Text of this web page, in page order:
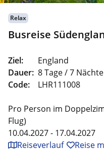
Relax
Busreise
Ziel:
England
Dauer: 8 Tage / 7 Nächte
Code:
LHR111008
Pro Person im
Flug)
10.04.2027 - 17.04.2027
Reiseverlauf Reise